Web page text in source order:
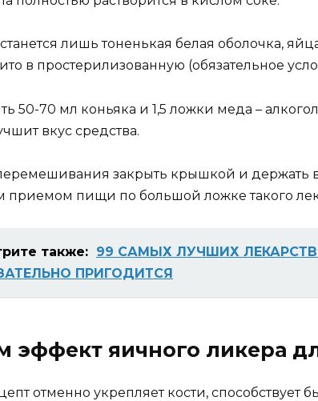
лишь тоненькая белая оболочка,
в простерилизованную (обязательное
50-70 мл коньяка и 1,5 ложки меда –
вкус средства.
закрыть крышкой и держать
приемом пищи по большой ложке такого
также: 99 САМЫХ ЛУЧШИХ
ПРИГОДИТСЯ
эффект яичного ликера
отменно укрепляет кости,